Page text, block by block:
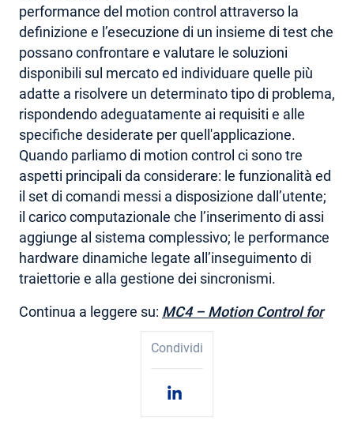
performance del motion control attraverso la
definizione e l’esecuzione di un insieme di test che
possano confrontare e valutare le soluzioni
disponibili sul mercato ed individuare quelle più
adatte a risolvere un determinato tipo di problema,
rispondendo adeguatamente ai requisiti e alle
specifiche desiderate per quell'applicazione.
Quando parliamo di motion control ci sono tre
aspetti principali da considerare: le funzionalità ed
il set di comandi messi a disposizione dall’utente;
il carico computazionale che l’inserimento di assi
aggiunge al sistema complessivo; le performance
hardware dinamiche legate all’inseguimento di
traiettorie e alla gestione dei sincronismi.
Continua a leggere su: MC4 – Motion Control for
Condividi